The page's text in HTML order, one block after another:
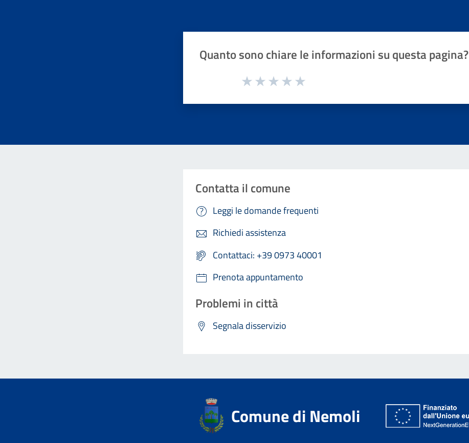
Quanto sono chiare le informazioni su questa pagina?
Valuta da 1 a 5 stelle la pagina
Contatta il comune
Leggi le domande frequenti
Richiedi assistenza
Contattaci: +39 0973 40001
Prenota appuntamento
Problemi in città
Segnala disservizio
Comune di Nemoli